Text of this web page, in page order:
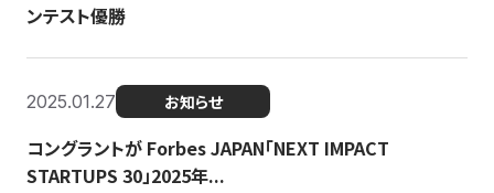
ンテスト優勝
2025.01.27 お知らせ
コングラントが Forbes JAPAN「NEXT IMPACT
STARTUPS 30」2025年...